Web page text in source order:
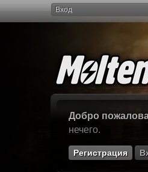
Вход
Добро
нечего.
Регистрация